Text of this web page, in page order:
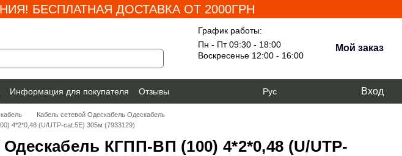
БЕСПЛАТНАЯ ДОСТАВКА ОТ 2000ГРН
График работы:
Пн - Пт 09:30 - 18:00
Воскресенье 12:00 - 16:00
Мой заказ
Информация для покупателя
Отзывы
Рус Вход
Кабель сетевой Одескабель Одескабель
4*2*0,48 (U/UTP-cat.5E) 305м (7933129)
КГПП-ВП (100) 4*2*0,48 (U/UTP-